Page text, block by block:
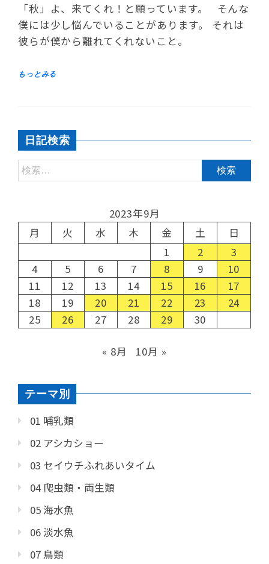
「秋」よ、来てくれ！と願っています。 そんな
僕には少し悩んでいることがあります。 それは
彼らが僕から離れてくれないこと。
日記検索
2023年9月
月
火 水 木 金 土
日
1
2
3
4
5 6 7 8 9
10
11
12 13 14 15 16
17
18
19 20 21 22 23
24
25
26 27 28 29 30
« 8月 10月 »
テーマ別
01 哺乳類
02 アシカショー
03 セイウチふれあいタイム
04 爬虫類・両生類
05 海水魚
06 淡水魚
07 鳥類